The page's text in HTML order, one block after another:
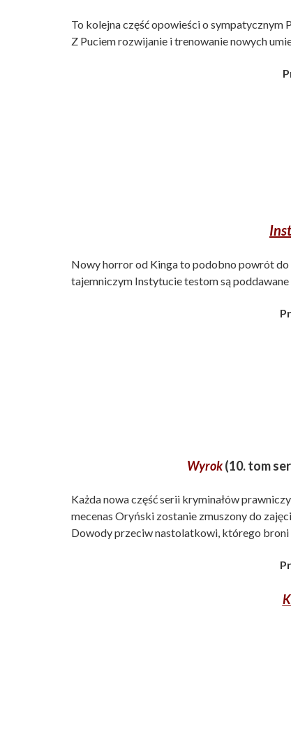
To kolejna część opowieści o sympatycznym
Z Puciem rozwijanie i trenowanie nowych
Nowy horror od Kinga to podobno powrót
tajemniczym Instytucie testom są
Wyrok(10. tom
Każda nowa część serii kryminałów
mecenas Oryński zostanie zmuszony do
Dowody przeciw nastolatkowi, którego broni